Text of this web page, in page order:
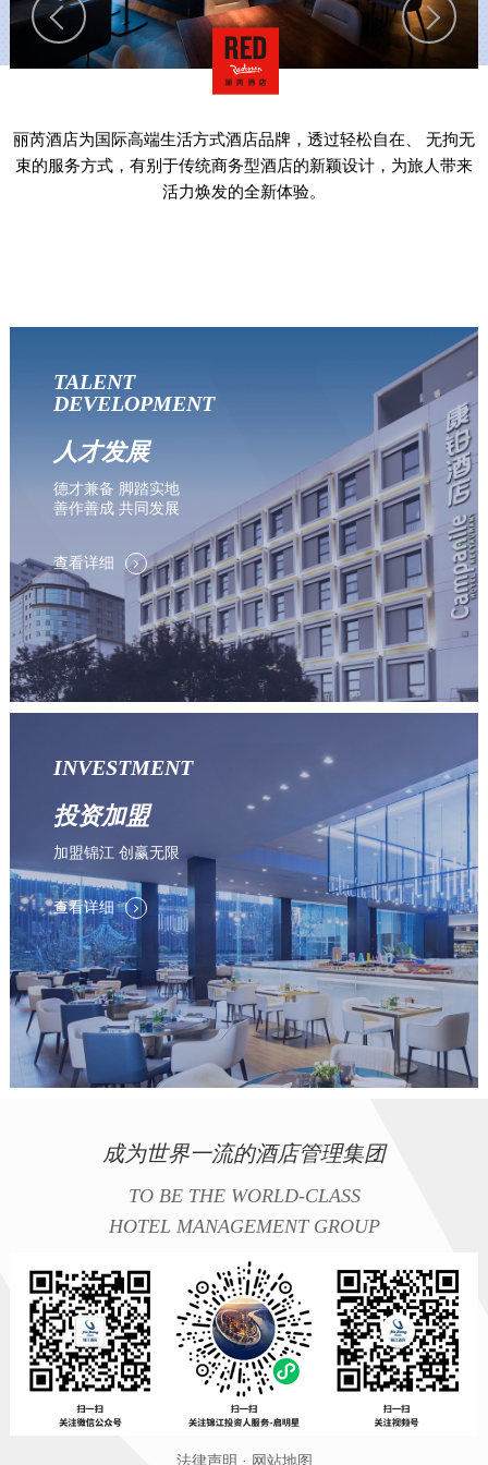
丽芮酒店为国际高端生活方式酒店品牌，透过轻松自在、
无拘无
束的服务方式，有别于传统商务型酒店的新颖设计，为旅人带来
活力焕发的全新体验。
TALENT
DEVELOPMENT
人才发展
德才兼备 脚踏实地
善作善成 共同发展
查看详细
INVESTMENT
投资加盟
加盟锦江 创赢无限
查看详细
成为世界一流的酒店管理集团
TO BE THE WORLD-CLASS
HOTEL MANAGEMENT GROUP
法律声明 · 网站地图